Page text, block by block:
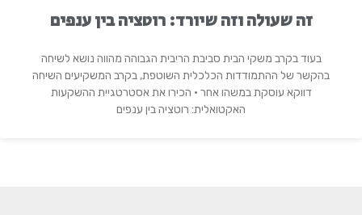
זה שעולה וזה שיורד: רוטציה בין ענפים
בעוד בקרב משקי הבית סביבת הריבית הגבוהה מהווה נושא לשיחה
בהקשר של ההתמודדות הכלכלית השוטפת, בקרב המשקיעים השיחה
דווקא עוסקת במשהו אחר • הכירו את אסטרטגיית ההשקעות
האקטואלית: רוטציה בין ענפים